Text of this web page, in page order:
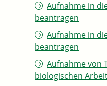
Aufnahme in
beantragen
Aufnahme in
beantragen
Aufnahme von
biologischen